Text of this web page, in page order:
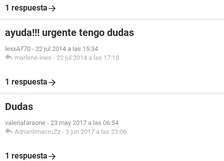
1 respuesta
ayuda!!! urgente tengo dudas
lexxA770 - 22 jul 2014 a las 15:34
marlene-ines - 22 jul 2014 a las 17:18
1 respuesta
Dudas
valeriafaraone - 23 may 2017 a las 06:54
AdrianlimacruZz - 3 jun 2017 a las 23:06
1 respuesta